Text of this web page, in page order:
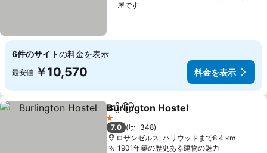
屋です
6件のサイトの料金を表示
最安値 ￥10,570 料金を表示
シェアお気に入りに追加
Burlington Hostel
1 ホテルのランク
7.0
348
ロサンゼルス, ハリウッドまで8.4 km
1901年築の歴史ある建物の魅力